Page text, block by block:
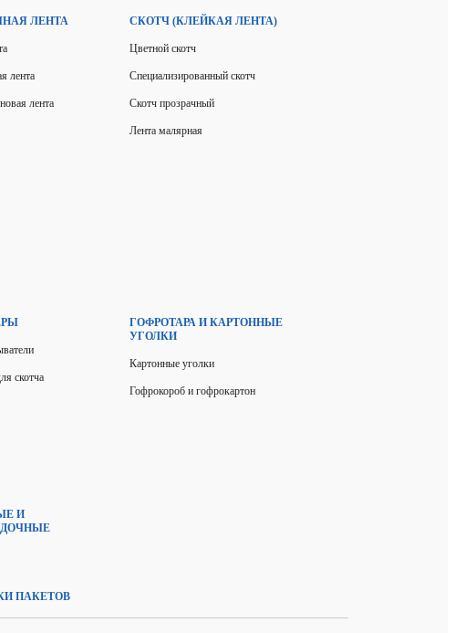
ЛЕНТА
лента
лента
СКОТЧ (КЛЕЙКАЯ ЛЕНТА)
Цветной скотч
Специализированный скотч
Скотч прозрачный
Лента малярная
скотча
ГОФРОТАРА И КАРТОННЫЕ
УГОЛКИ
Картонные уголки
Гофрокороб и гофрокартон
И
ПАКЕТОВ